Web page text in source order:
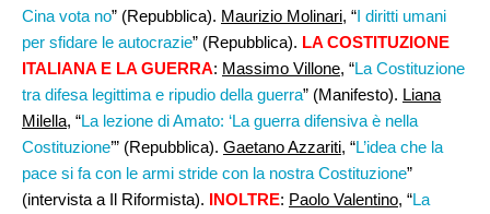
Cina vota no” (Repubblica). Maurizio Molinari, “I diritti umani
per sfidare le autocrazie” (Repubblica). LA COSTITUZIONE
ITALIANA E LA GUERRA: Massimo Villone, “La Costituzione
tra difesa legittima e ripudio della guerra” (Manifesto). Liana
Milella, “La lezione di Amato: ‘La guerra difensiva è nella
Costituzione’” (Repubblica). Gaetano Azzariti, “L’idea che la
pace si fa con le armi stride con la nostra Costituzione”
(intervista a Il Riformista). INOLTRE: Paolo Valentino, “La